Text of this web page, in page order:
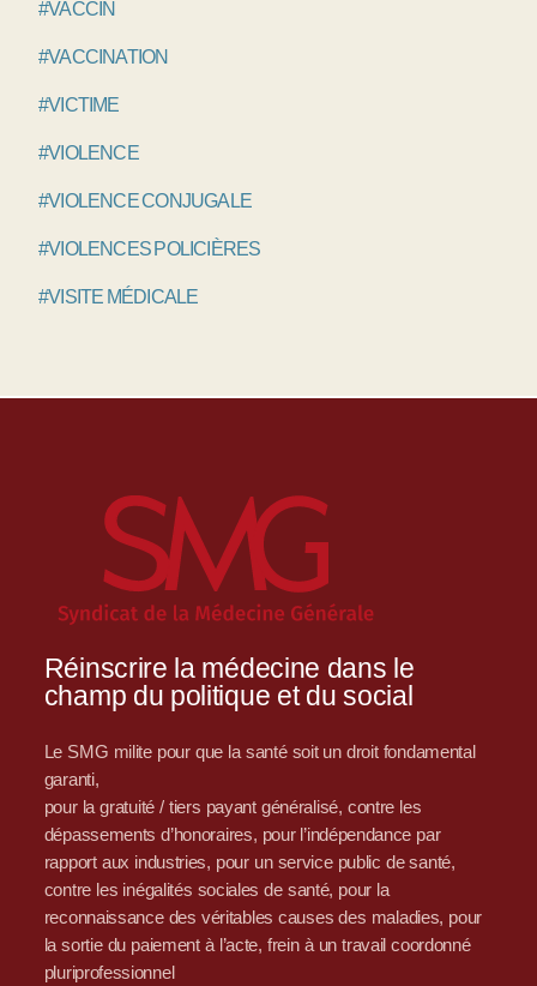
#VACCIN
#VACCINATION
#VICTIME
#VIOLENCE
#VIOLENCE CONJUGALE
#VIOLENCES POLICIÈRES
#VISITE MÉDICALE
Réinscrire la médecine dans le
champ du politique et du social
Le SMG milite pour que la santé soit un droit fondamental
garanti,
pour la gratuité / tiers payant généralisé, contre les
dépassements d’honoraires, pour l’indépendance par
rapport aux industries, pour un service public de santé,
contre les inégalités sociales de santé, pour la
reconnaissance des véritables causes des maladies, pour
la sortie du paiement à l’acte, frein à un travail coordonné
pluriprofessionnel